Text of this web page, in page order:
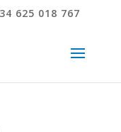
625 018 767